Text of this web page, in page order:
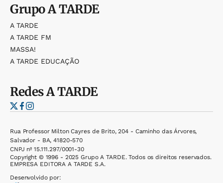
GrupoA TARDE
A TARDE
A TARDE FM
MASSA!
A TARDE EDUCAÇÃO
RedesA TARDE
Rua Professor Milton Cayres de Brito, 204 - Caminho das Árvores,
Salvador - BA, 41820-570
CNPJ nº 15.111.297/0001-30
Copyright © 1996 - 2025 Grupo A TARDE. Todos os direitos reservados.
EMPRESA EDITORA A TARDE S.A.
Desenvolvido por: